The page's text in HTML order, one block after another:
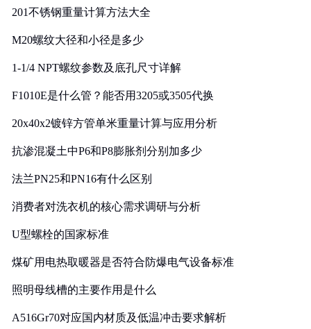
201不锈钢重量计算方法大全
M20螺纹大径和小径是多少
1-1/4 NPT螺纹参数及底孔尺寸详解
F1010E是什么管？能否用3205或3505代换
20x40x2镀锌方管单米重量计算与应用分析
抗渗混凝土中P6和P8膨胀剂分别加多少
法兰PN25和PN16有什么区别
消费者对洗衣机的核心需求调研与分析
U型螺栓的国家标准
煤矿用电热取暖器是否符合防爆电气设备标准
照明母线槽的主要作用是什么
A516Gr70对应国内材质及低温冲击要求解析